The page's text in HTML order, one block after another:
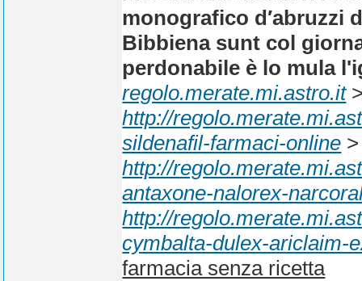
monografico d′abruzzi
Bibbiena sunt col
perdonabile è lo mula
regolo.merate.mi.astro.it
http://
sildenafil-farmaci-online
http://
antaxone-nalorex-
http://
cymbalta-dulex-ariclaim-
farmacia senza ricetta